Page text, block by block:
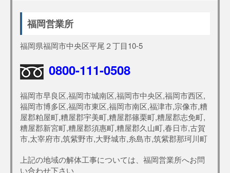
福岡営業所
福岡県福岡市中央区平尾２丁目10-5
0800-111-0508
福岡市早良区,福岡市城南区,福岡市中央区,福岡市西区,
福岡市博多区,福岡市東区,福岡市南区,福津市,宗像市,糟
屋郡粕屋町,糟屋郡宇美町,糟屋郡篠栗町,糟屋郡志免町,
糟屋郡新宮町,糟屋郡須惠町,糟屋郡久山町,春日市,古賀
市,太宰府市,筑紫野市,大野城市,糸島市,筑紫郡那珂川町
上記の地域の解体工事については、福岡営業所へお問
い合わせ下さい